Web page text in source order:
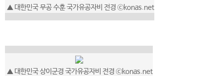
▲ 대한민국 무공 수훈 국가유공자비 전경 ⓒkonas.net
▲ 대한민국 상이군경 국가유공자비 전경 ⓒkonas.net